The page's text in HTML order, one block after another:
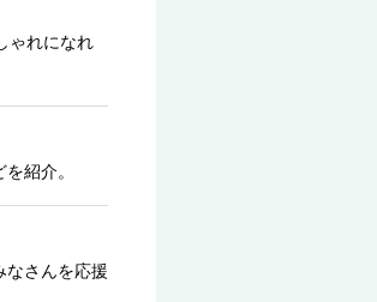
ゃれになれ
紹介。
なさんを応援